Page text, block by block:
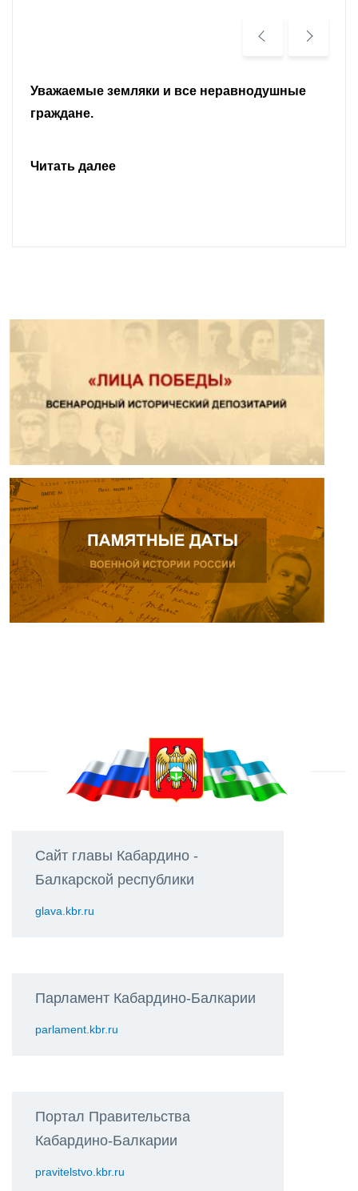
Уважаемые земляки и все неравнодушные
граждане.
Читать далее
Сайт главы Кабардино -
Балкарской республики
glava.kbr.ru
Парламент Кабардино-Балкарии
parlament.kbr.ru
Портал Правительства
Кабардино-Балкарии
pravitelstvo.kbr.ru